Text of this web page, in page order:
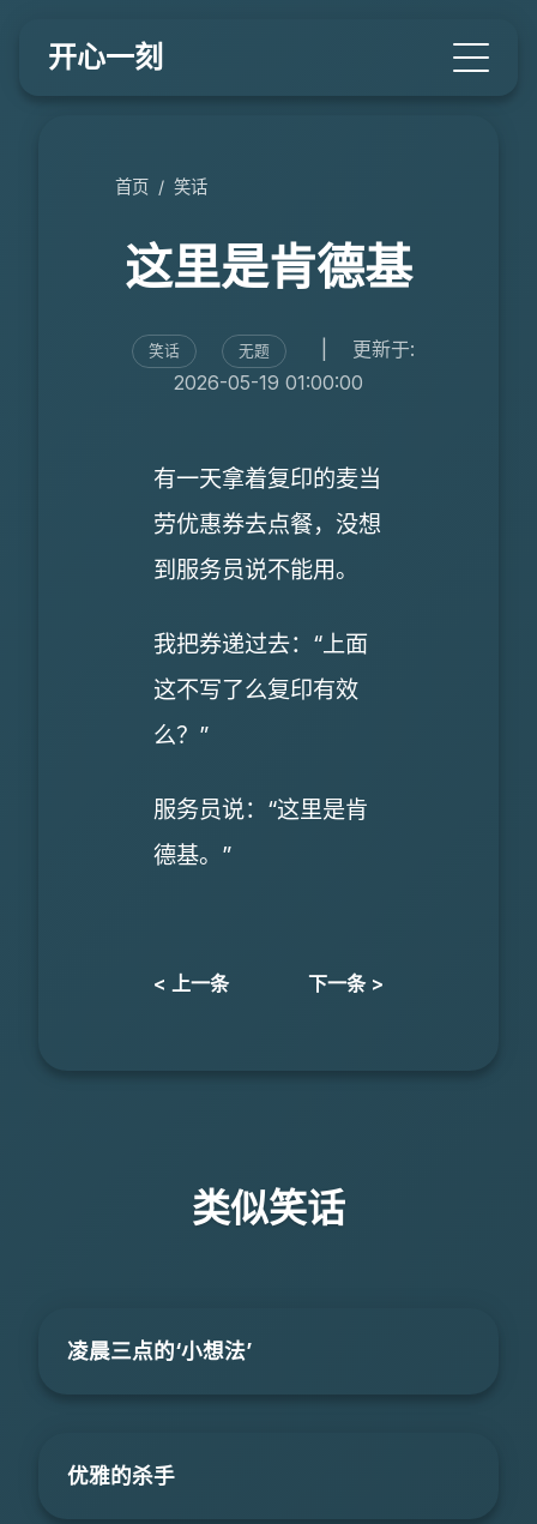
开心一刻
首页 / 笑话
这里是肯德基
笑话 无题
更新于:
2026-05-19 01:00:00
有一天拿着复印的麦当
劳优惠券去点餐，没想
到服务员说不能用。
我把券递过去：“上面
这不写了么复印有效
么？”
服务员说：“这里是肯
德基。”
< 上一条 下一条 >
类似笑话
凌晨三点的‘小想法’
优雅的杀手